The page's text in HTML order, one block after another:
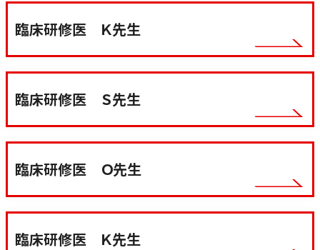
臨床研修医 Ｋ先生
臨床研修医 Ｓ先生
臨床研修医 Ｏ先生
臨床研修医 Ｋ先生